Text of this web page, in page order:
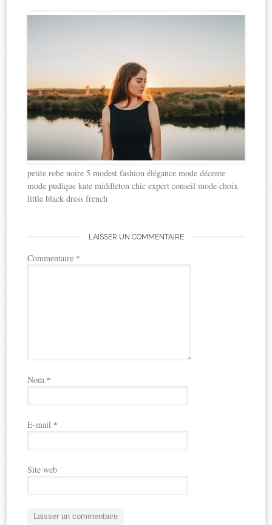
petite robe noire 5 modest fashion élégance mode décente
mode pudique kate middleton chic expert conseil mode choix
little black dress french
LAISSER UN COMMENTAIRE
Commentaire *
Nom *
E-mail *
Site web